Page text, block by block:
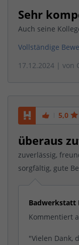
Sehr
Auch seine
Vollständige
17.12.2024 | von
5,0
überaus
zuverlässig,
sorgfältig, gute
Badwerkstatt
Kommentiert
"Vielen Dank,